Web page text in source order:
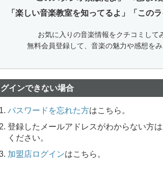
「楽しい音楽教室を知ってるよ」「この
お気に入りの音楽情報をクチコミして
無料会員登録して、音楽の魅力や感想を
グインできない場合
パスワードを忘れた方はこちら。
登録したメールアドレスがわからない方は
ください。
加盟店ログインはこちら。